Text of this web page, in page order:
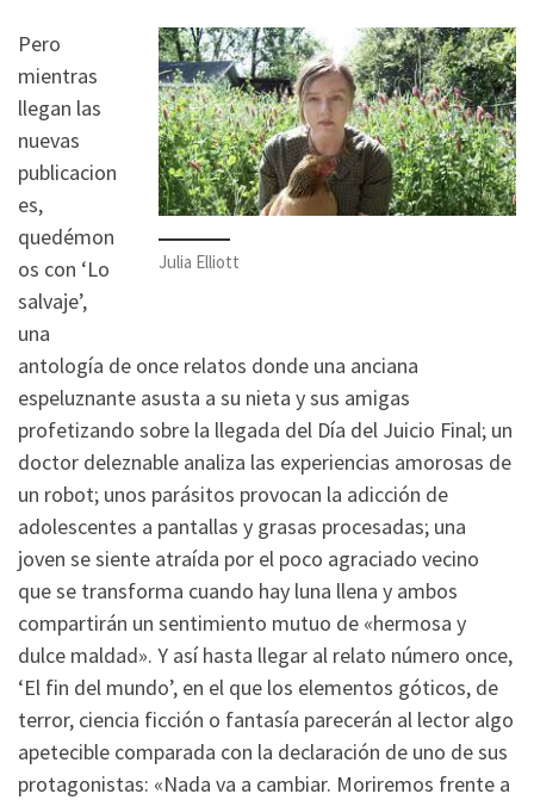
Julia Elliott
Pero
mientras
llegan las
nuevas
publicacion
es,
quedémon
os con ‘Lo
salvaje’,
una
antología de once relatos donde una anciana
espeluznante asusta a su nieta y sus amigas
profetizando sobre la llegada del Día del Juicio Final; un
doctor deleznable analiza las experiencias amorosas de
un robot; unos parásitos provocan la adicción de
adolescentes a pantallas y grasas procesadas; una
joven se siente atraída por el poco agraciado vecino
que se transforma cuando hay luna llena y ambos
compartirán un sentimiento mutuo de «hermosa y
dulce maldad». Y así hasta llegar al relato número once,
‘El fin del mundo’, en el que los elementos góticos, de
terror, ciencia ficción o fantasía parecerán al lector algo
apetecible comparada con la declaración de uno de sus
protagonistas: «Nada va a cambiar. Moriremos frente a